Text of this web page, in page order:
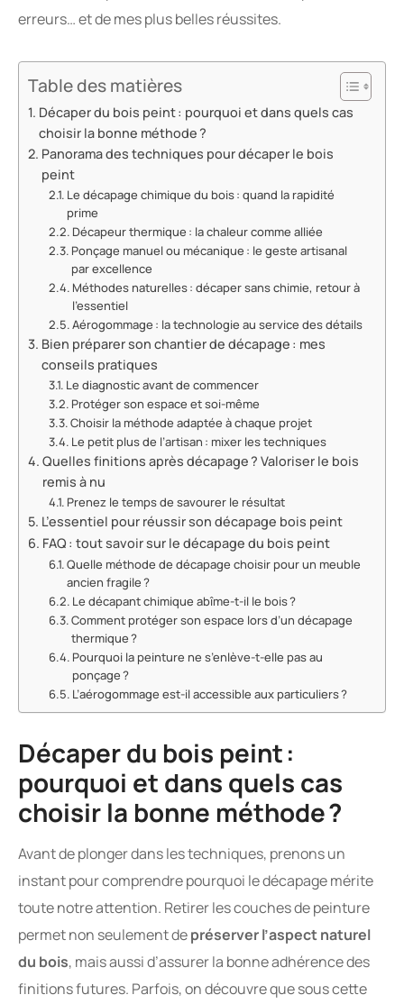
erreurs… et de mes plus belles réussites.
Table des matières
Décaper du bois peint : pourquoi et dans quels cas
choisir la bonne méthode ?
Panorama des techniques pour décaper le bois
peint
Le décapage chimique du bois : quand la rapidité
prime
Décapeur thermique : la chaleur comme alliée
Ponçage manuel ou mécanique : le geste artisanal
par excellence
Méthodes naturelles : décaper sans chimie, retour à
l’essentiel
Aérogommage : la technologie au service des détails
Bien préparer son chantier de décapage : mes
conseils pratiques
Le diagnostic avant de commencer
Protéger son espace et soi-même
Choisir la méthode adaptée à chaque projet
Le petit plus de l’artisan : mixer les techniques
Quelles finitions après décapage ? Valoriser le bois
remis à nu
Prenez le temps de savourer le résultat
L’essentiel pour réussir son décapage bois peint
FAQ : tout savoir sur le décapage du bois peint
Quelle méthode de décapage choisir pour un meuble
ancien fragile ?
Le décapant chimique abîme-t-il le bois ?
Comment protéger son espace lors d’un décapage
thermique ?
Pourquoi la peinture ne s’enlève-t-elle pas au
ponçage ?
L’aérogommage est-il accessible aux particuliers ?
Décaper du bois peint :
pourquoi et dans quels cas
choisir la bonne méthode ?
Avant de plonger dans les techniques, prenons un
instant pour comprendre pourquoi le décapage mérite
toute notre attention. Retirer les couches de peinture
permet non seulement depréserver l’aspect naturel
du bois, mais aussi d’assurer la bonne adhérence des
finitions futures. Parfois, on découvre que sous cette